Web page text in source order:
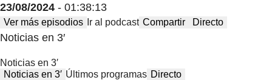
23/08/2024 - 01:38:13
Ver más episodios Ir al podcast Compartir Directo
Noticias en 3′
Noticias en 3′
Noticias en 3′ Últimos programas Directo